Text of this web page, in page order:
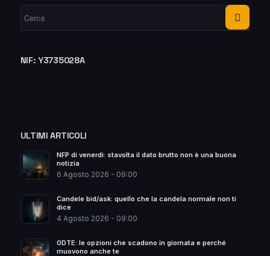
NIF: Y3735028A
ULTIMI ARTICOLI
NFP di venerdì: stavolta il dato brutto non è una buona
notizia
6 Agosto 2026 - 09:00
Candele bid/ask: quello che la candela normale non ti
dice
4 Agosto 2026 - 09:00
0DTE: le opzioni che scadono in giornata e perché
muovono anche te